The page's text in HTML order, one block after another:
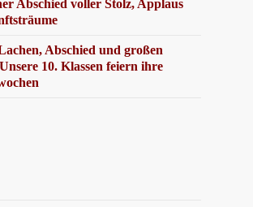
Abschied voller Stolz, Applaus
Abschied und großen
10. Klassen feiern ihre